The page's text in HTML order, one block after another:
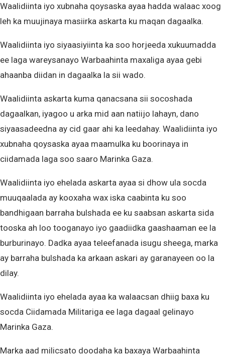
Waalidiinta iyo xubnaha qoysaska ayaa hadda walaac xoog
leh ka muujinaya masiirka askarta ku maqan dagaalka.
Waalidiinta iyo siyaasiyiinta ka soo horjeeda xukuumadda
ee laga wareysanayo Warbaahinta maxaliga ayaa gebi
ahaanba diidan in dagaalka la sii wado.
Waalidiinta askarta kuma qanacsana sii socoshada
dagaalkan, iyagoo u arka mid aan natiijo lahayn, dano
siyaasadeedna ay cid gaar ahi ka leedahay. Waalidiinta iyo
xubnaha qoysaska ayaa maamulka ku boorinaya in
ciidamada laga soo saaro Marinka Gaza.
Waalidiinta iyo ehelada askarta ayaa si dhow ula socda
muuqaalada ay kooxaha wax iska caabinta ku soo
bandhigaan barraha bulshada ee ku saabsan askarta sida
tooska ah loo tooganayo iyo gaadiidka gaashaaman ee la
burburinayo. Dadka ayaa teleefanada isugu sheega, marka
ay barraha bulshada ka arkaan askari ay garanayeen oo la
dilay.
Waalidiinta iyo ehelada ayaa ka walaacsan dhiig baxa ku
socda Ciidamada Militariga ee laga dagaal gelinayo
Marinka Gaza.
Marka aad milicsato doodaha ka baxaya Warbaahinta